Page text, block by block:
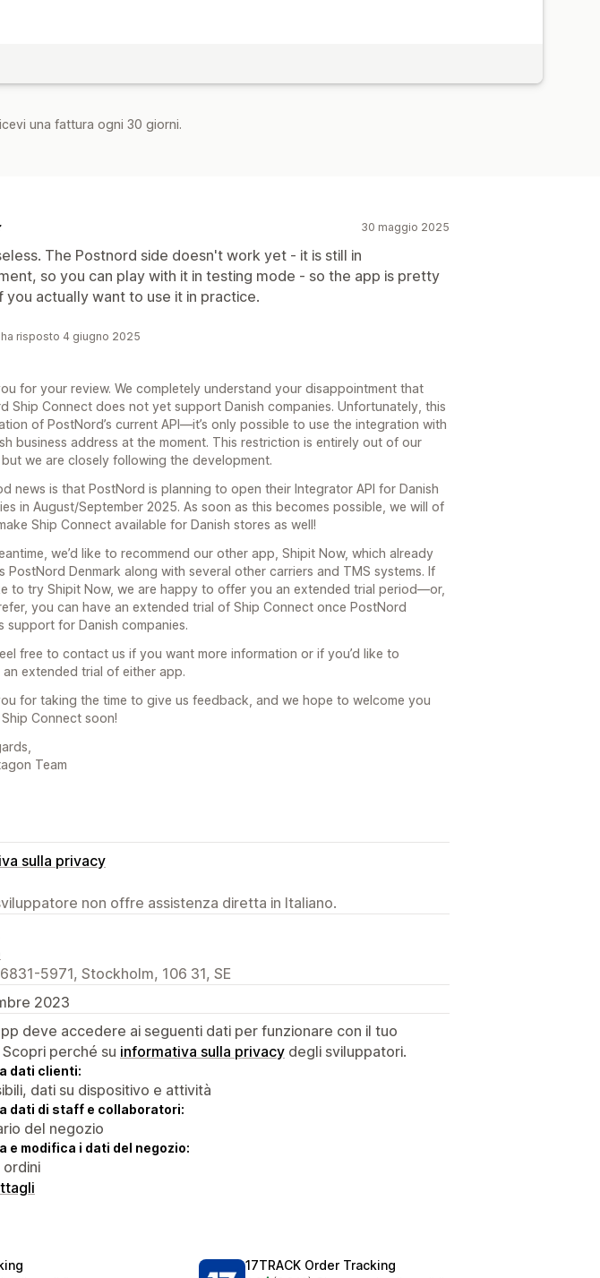
una fattura ogni 30 giorni.
30 maggio 2025
The Postnord side doesn't work yet - it is still in
so you can play with it in testing mode - so the app is pretty
you actually want to use it in practice.
risposto 4 giugno 2025
for your review. We completely understand your disappointment that
Ship Connect does not yet support Danish companies. Unfortunately, this
of PostNord’s current API—it’s only possible to use the integration with
business address at the moment. This restriction is entirely out of our
we are closely following the development.
news is that PostNord is planning to open their Integrator API for Danish
in August/September 2025. As soon as this becomes possible, we will of
Ship Connect available for Danish stores as well!
we’d like to recommend our other app, Shipit Now, which already
PostNord Denmark along with several other carriers and TMS systems. If
to try Shipit Now, we are happy to offer you an extended trial period—or,
you can have an extended trial of Ship Connect once PostNord
support for Danish companies.
free to contact us if you want more information or if you’d like to
extended trial of either app.
for taking the time to give us feedback, and we hope to welcome you
Connect soon!
Team
sulla privacy
non offre assistenza diretta in Italiano.
5971, Stockholm, 106 31, SE
2023
deve accedere ai seguenti dati per funzionare con il tuo
perché su informativa sulla privacy degli sviluppatori.
dati clienti:
dati su dispositivo e attività
dati di staff e collaboratori:
del negozio
e modifica i dati del negozio:
17TRACK Order Tracking